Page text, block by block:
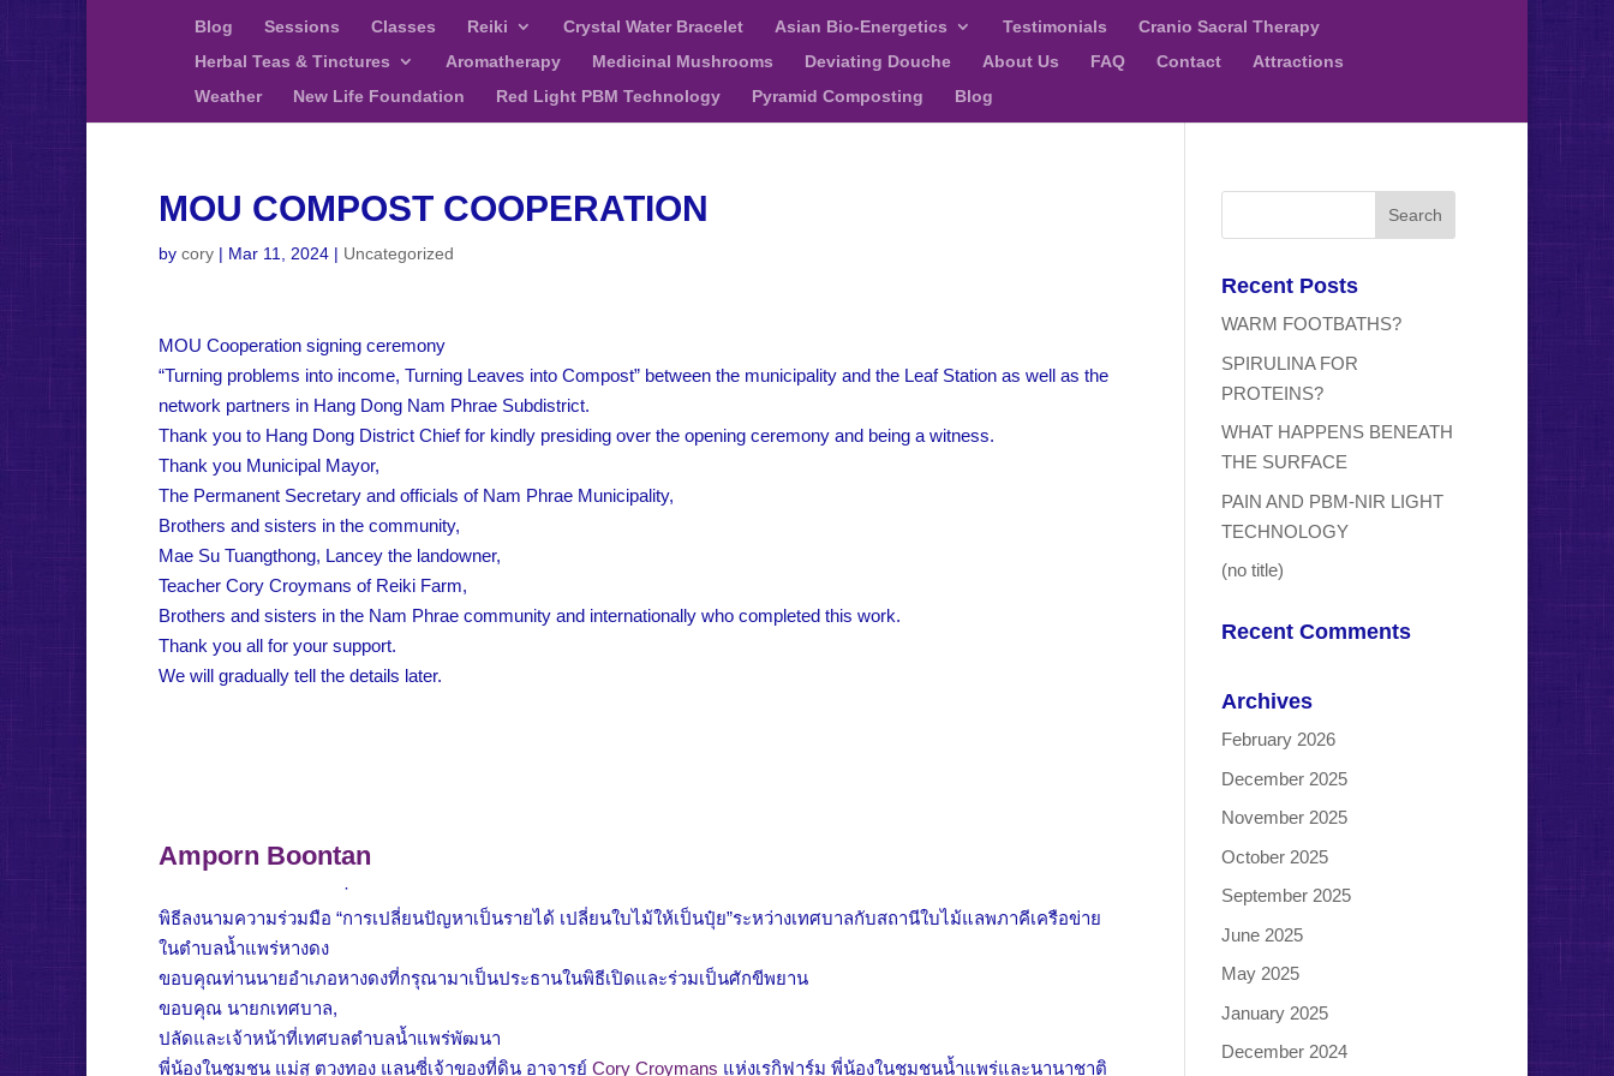
Blog Sessions Classes Reiki Crystal Water Bracelet Asian Bio-Energetics Testimonials
Cranio Sacral Therapy
Herbal Teas & Tinctures
Aromatherapy Medicinal Mushrooms Deviating Douche About Us FAQ Contact
Attractions
Weather
New Life Foundation Red Light PBM Technology Pyramid Composting Blog
MOU COMPOST COOPERATION
by cory | Mar 11, 2024 | Uncategorized
MOU Cooperation signing ceremony
“Turning problems into income, Turning Leaves into Compost” between the municipality and the Leaf Station as well as the
network partners in Hang Dong Nam Phrae Subdistrict.
Thank you to Hang Dong District Chief for kindly presiding over the opening ceremony and being a witness.
Thank you Municipal Mayor,
The Permanent Secretary and officials of Nam Phrae Municipality,
Brothers and sisters in the community,
Mae Su Tuangthong, Lancey the landowner,
Teacher Cory Croymans of Reiki Farm,
Brothers and sisters in the Nam Phrae community and internationally who completed this work.
Thank you all for your support.
We will gradually tell the details later.
Amporn Boontan
·
พิธีลงนามความร่วมมือ “การเปลี่ยนปัญหาเป็นรายได้ เปลี่ยนใบไม้ให้เป็นปุ๋ย”ระหว่างเทศบาลกับสถานีใบไม้แลพภาคีเครือข่าย
ในตำบลน้ำแพร่หางดง
ขอบคุณท่านนายอำเภอหางดงที่กรุณามาเป็นประธานในพิธีเปิดและร่วมเป็นศักขีพยาน
ขอบคุณ นายกเทศบาล,
ปลัดและเจ้าหน้าที่เทศบลตำบลน้ำแพร่พัฒนา
พี่น้องในชุมชน แม่สุ ตวงทอง แลนซี่เจ้าของที่ดิน อาจารย์ Cory Croymans แห่งเรกิฟาร์ม พี่น้องในชุมชนน้ำแพร่และนานาชาติ
Recent Posts
WARM FOOTBATHS?
SPIRULINA FOR
PROTEINS?
WHAT HAPPENS BENEATH
THE SURFACE
PAIN AND PBM-NIR LIGHT
TECHNOLOGY
(no title)
Recent Comments
Archives
February 2026
December 2025
November 2025
October 2025
September 2025
June 2025
May 2025
January 2025
December 2024